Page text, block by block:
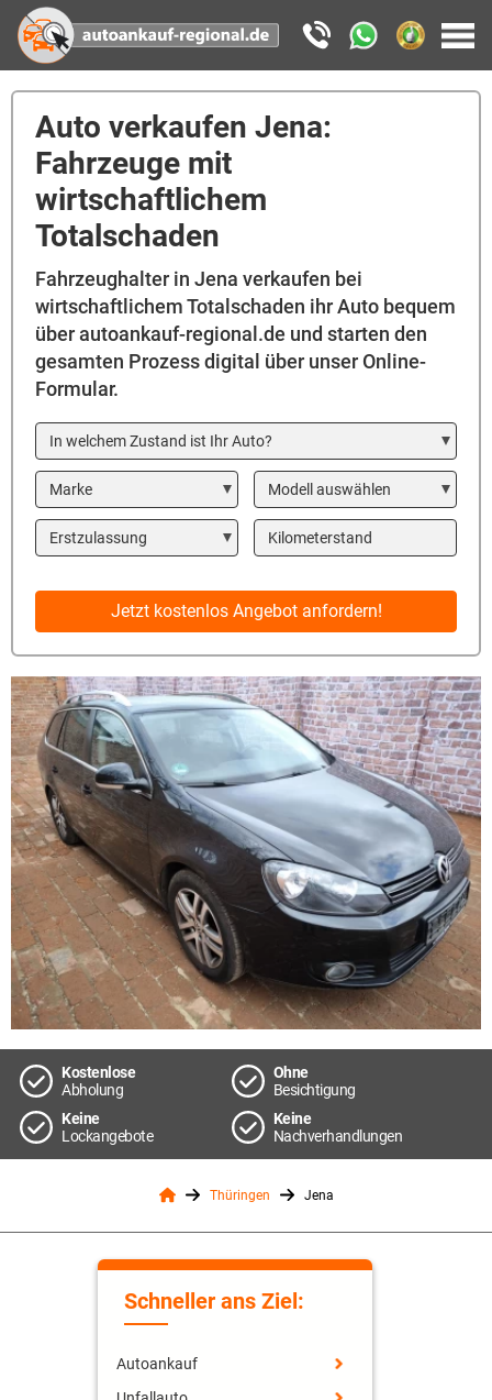
Auto verkaufen Jena:
Fahrzeuge mit
wirtschaftlichem
Totalschaden
Fahrzeughalter in Jena verkaufen bei
wirtschaftlichem Totalschaden ihr Auto bequem
über autoankauf-regional.de und starten den
gesamten Prozess digital über unser Online-
Formular.
In welchem Zustand ist Ihr Auto?
Marke Modell
Year Kilometerstand
Jetzt kostenlos Angebot anfordern!
Kostenlose
Abholung
Ohne
Besichtigung
Keine
Lockangebote
Keine
Nachverhandlungen
Thüringen Jena
Schneller ans Ziel:
Autoankauf